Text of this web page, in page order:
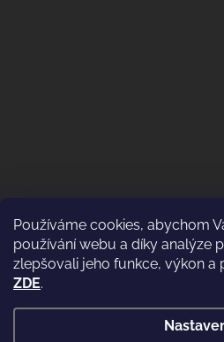
Používáme cookies, abychom
používání webu a díky analýze
zlepšovali jeho funkce, výkon a
ZDE.
ODSTOUPENÍ OD